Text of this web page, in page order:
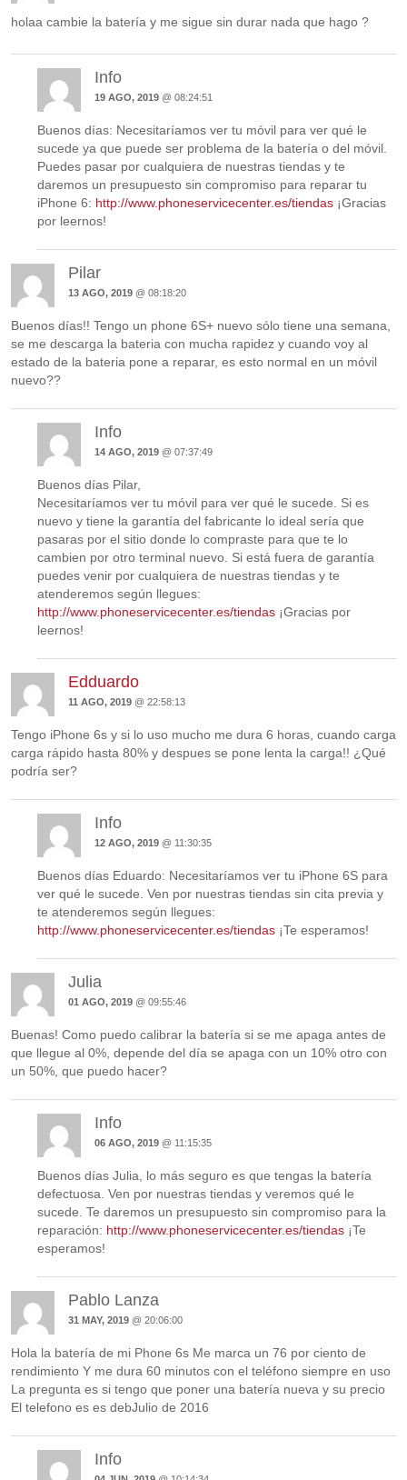
holaa cambie la batería y me sigue sin durar nada que hago ?
Info
19 AGO, 2019 @ 08:24:51
Buenos días: Necesitaríamos ver tu móvil para ver qué le
sucede ya que puede ser problema de la batería o del móvil.
Puedes pasar por cualquiera de nuestras tiendas y te
daremos un presupuesto sin compromiso para reparar tu
iPhone 6: http://www.phoneservicecenter.es/tiendas ¡Gracias
por leernos!
Pilar
13 AGO, 2019@ 08:18:20
Buenos días!! Tengo un phone 6S+ nuevo sólo tiene una semana,
se me descarga la bateria con mucha rapidez y cuando voy al
estado de la bateria pone a reparar, es esto normal en un móvil
nuevo??
Info
14 AGO, 2019 @ 07:37:49
Buenos días Pilar,
Necesitaríamos ver tu móvil para ver qué le sucede. Si es
nuevo y tiene la garantía del fabricante lo ideal sería que
pasaras por el sitio donde lo compraste para que te lo
cambien por otro terminal nuevo. Si está fuera de garantía
puedes venir por cualquiera de nuestras tiendas y te
atenderemos según llegues:
http://www.phoneservicecenter.es/tiendas ¡Gracias por
leernos!
Edduardo
11 AGO, 2019@ 22:58:13
Tengo iPhone 6s y si lo uso mucho me dura 6 horas, cuando carga
carga rápido hasta 80% y despues se pone lenta la carga!! ¿Qué
podría ser?
Info
12 AGO, 2019 @ 11:30:35
Buenos días Eduardo: Necesitaríamos ver tu iPhone 6S para
ver qué le sucede. Ven por nuestras tiendas sin cita previa y
te atenderemos según llegues:
http://www.phoneservicecenter.es/tiendas ¡Te esperamos!
Julia
01 AGO, 2019@ 09:55:46
Buenas! Como puedo calibrar la batería si se me apaga antes de
que llegue al 0%, depende del día se apaga con un 10% otro con
un 50%, que puedo hacer?
Info
06 AGO, 2019 @ 11:15:35
Buenos días Julia, lo más seguro es que tengas la batería
defectuosa. Ven por nuestras tiendas y veremos qué le
sucede. Te daremos un presupuesto sin compromiso para la
reparación: http://www.phoneservicecenter.es/tiendas ¡Te
esperamos!
Pablo Lanza
31 MAY, 2019@ 20:06:00
Hola la batería de mi Phone 6s Me marca un 76 por ciento de
rendimiento Y me dura 60 minutos con el teléfono siempre en uso
La pregunta es si tengo que poner una batería nueva y su precio
El telefono es es debJulio de 2016
Info